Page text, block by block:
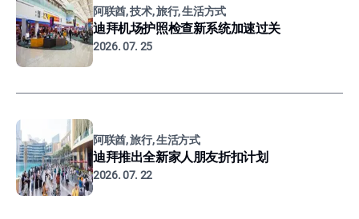
阿联酋, 技术, 旅行, 生活方式
迪拜机场护照检查新系统加速过关
2026. 07. 25
阿联酋, 旅行, 生活方式
迪拜推出全新家人朋友折扣计划
2026. 07. 22